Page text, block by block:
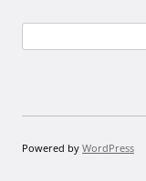
nach:
Powered by WordPress